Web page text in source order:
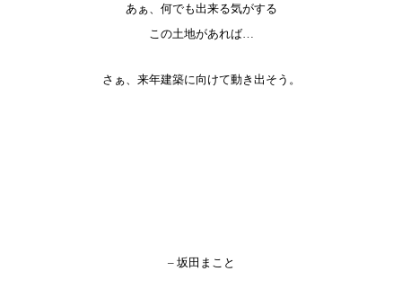
あぁ、何でも出来る気がする
この土地があれば…
さぁ、来年建築に向けて動き出そう。
– 坂田まこと